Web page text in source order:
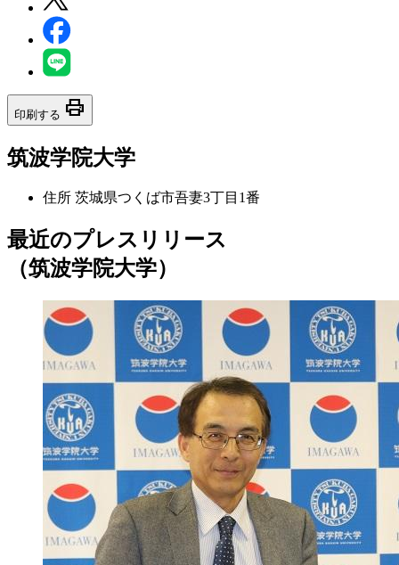
印刷する print
筑波学院大学
住所 茨城県つくば市吾妻3丁目1番
最近のプレスリリース
（筑波学院大学）